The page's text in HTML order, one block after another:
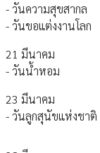
- วันความสุขสากล
- วันขอแต่งงานโลก
21 มีนาคม
- วันน้ำหอม
23 มีนาคม
- วันลูกสุนัขแห่งชาติ